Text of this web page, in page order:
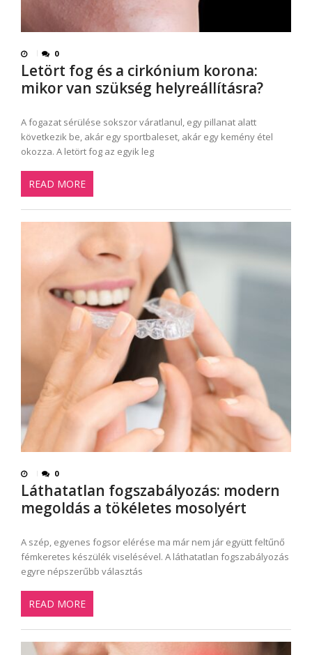
0
Letört fog és a cirkónium korona:
mikor van szükség helyreállításra?
A fogazat sérülése sokszor váratlanul, egy pillanat alatt
következik be, akár egy sportbaleset, akár egy kemény étel
okozza. A letört fog az egyik leg
READ MORE
0
Láthatatlan fogszabályozás: modern
megoldás a tökéletes mosolyért
A szép, egyenes fogsor elérése ma már nem jár együtt feltűnő
fémkeretes készülék viselésével. A láthatatlan fogszabályozás
egyre népszerűbb választás
READ MORE